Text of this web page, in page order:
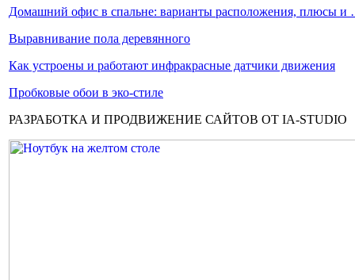
Домашний офис в спальне: варианты расположения, плюсы и
Выравнивание пола деревянного
Как устроены и работают инфракрасные датчики движения
Пробковые обои в эко-стиле
РАЗРАБОТКА И ПРОДВИЖЕНИЕ САЙТОВ ОТ IA-STUDIO